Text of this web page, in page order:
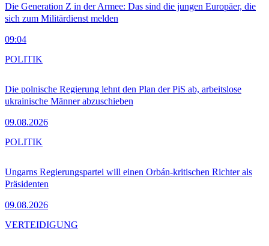
Die Generation Z in der Armee: Das sind die jungen Europäer, die
sich zum Militärdienst melden
09:04
Die polnische Regierung lehnt den Plan der PiS ab, arbeitslose
ukrainische Männer abzuschieben
09.08.2026
POLITIK
Ungarns Regierungspartei will einen Orbán-kritischen Richter als
Präsidenten
09.08.2026
POLITIK
VERTEIDIGUNG